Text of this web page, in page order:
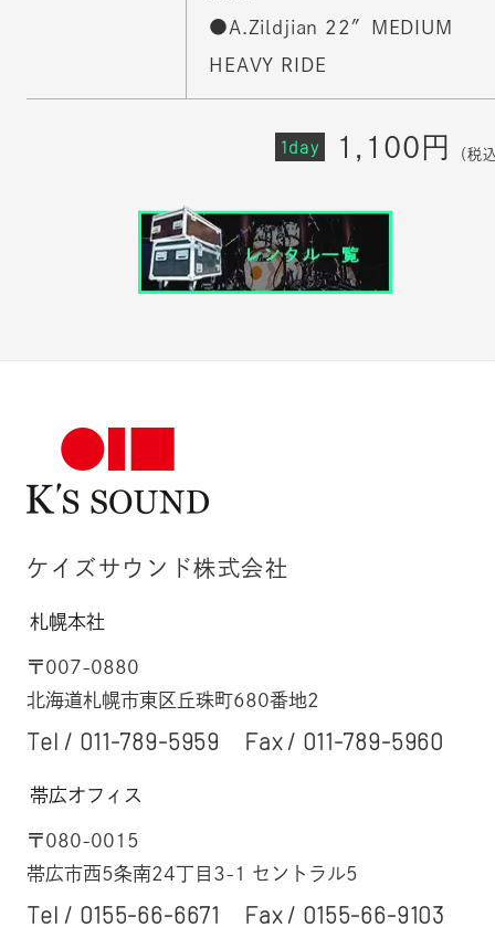
●A.Zildjian 22″MEDIUM
HEAVY RIDE
1day 1,100円 （税
ケイズサウンド株式会社
札幌本社
〒007-0880
北海道札幌市東区丘珠町680番地2
Tel / 011-789-5959 Fax / 011-789-5960
帯広オフィス
〒080-0015
帯広市西5条南24丁目3-1 セントラル5
Tel / 0155-66-6671 Fax / 0155-66-9103